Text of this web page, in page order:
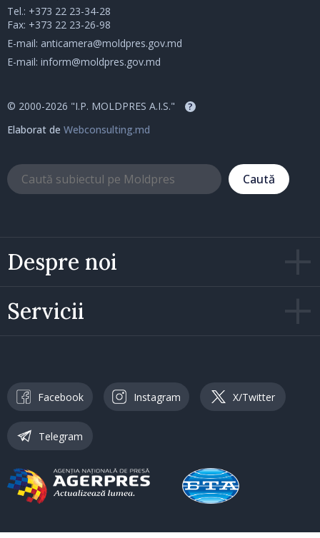
Despre noi
Servicii
Tel.: +373 22 23-34-28
Fax: +373 22 23-26-98
E-mail: anticamera@moldpres.gov.md
E-mail: inform@moldpres.gov.md
© 2000-2026 "I.P. MOLDPRES A.I.S." ?
Elaborat de Webconsulting.md
Caută
Facebook Instagram X/Twitter
Telegram